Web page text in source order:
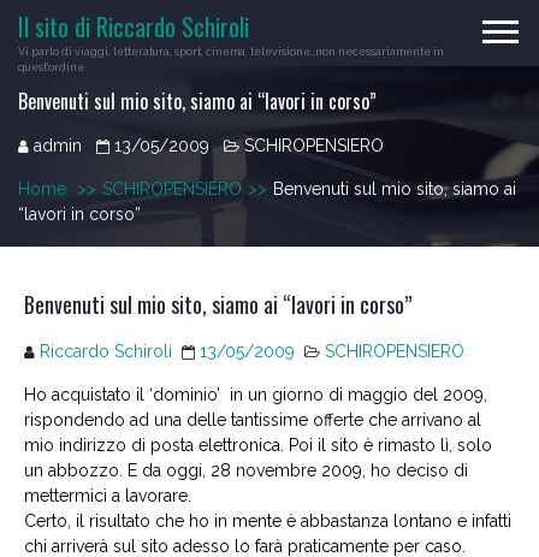
content
Il sito di Riccardo Schiroli
Vi parlo di viaggi, letteratura, sport, cinema, televisione…non necessariamente in
quest'ordine
Benvenuti sul mio sito, siamo ai “lavori in corso”
admin 13/05/2009 SCHIROPENSIERO
Home >> SCHIROPENSIERO >> Benvenuti sul mio sito, siamo ai
“lavori in corso”
Benvenuti sul mio sito, siamo ai “lavori in corso”
Riccardo Schiroli 13/05/2009 SCHIROPENSIERO
Ho acquistato il ‘dominio’ in un giorno di maggio del 2009,
rispondendo ad una delle tantissime offerte che arrivano al
mio indirizzo di posta elettronica. Poi il sito è rimasto lì, solo
un abbozzo. E da oggi, 28 novembre 2009, ho deciso di
mettermici a lavorare.
Certo, il risultato che ho in mente è abbastanza lontano e infatti
chi arriverà sul sito adesso lo farà praticamente per caso.